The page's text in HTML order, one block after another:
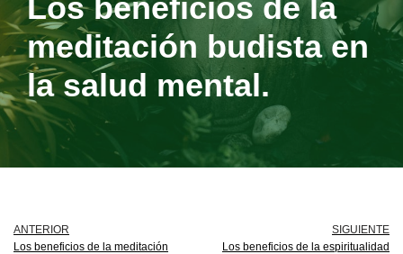
Los beneficios de la
meditación budista en
la salud mental.
ANTERIOR
Los beneficios de la meditación
SIGUIENTE
Los beneficios de la espiritualidad